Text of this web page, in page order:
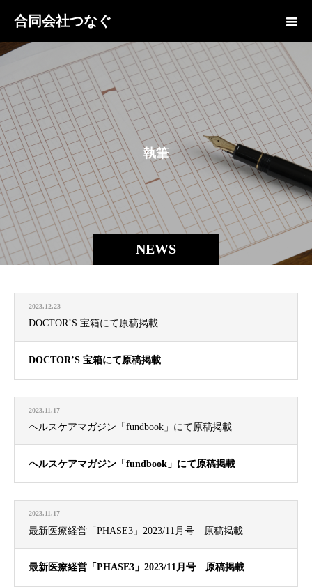
合同会社つなぐ
NEWS
執筆
2023.12.23
DOCTOR’S 宝箱にて原稿掲載
DOCTOR’S 宝箱にて原稿掲載
2023.11.17
ヘルスケアマガジン「fundbook」にて原稿掲載
ヘルスケアマガジン「fundbook」にて原稿掲載
2023.11.17
最新医療経営「PHASE3」2023/11月号 原稿掲載
最新医療経営「PHASE3」2023/11月号 原稿掲載